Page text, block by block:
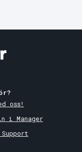
oss!
i Manager